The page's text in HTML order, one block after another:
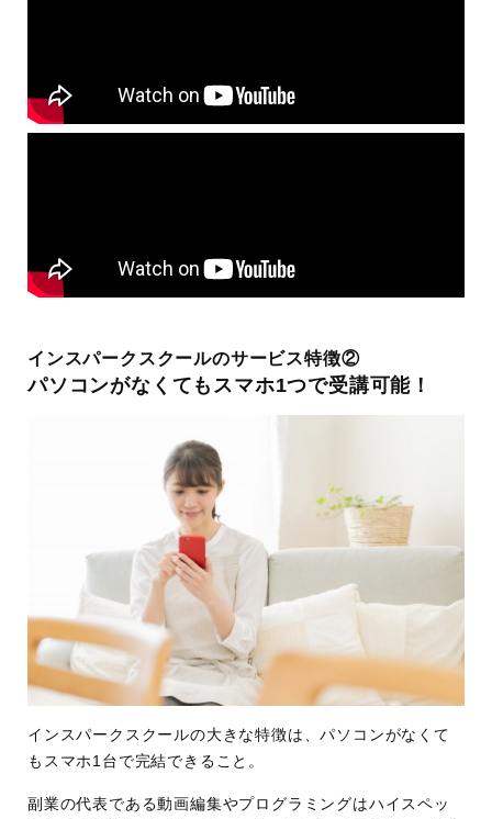
インスパークスクールのサービス特徴②
パソコンがなくてもスマホ1つで受講可能！
インスパークスクールの大きな特徴は、パソコンがなくて
もスマホ1台で完結できること。
副業の代表である動画編集やプログラミングはハイスペッ